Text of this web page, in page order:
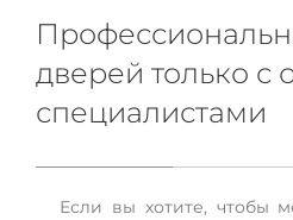
дверей только с
специалистами
Если вы хотите, чтобы